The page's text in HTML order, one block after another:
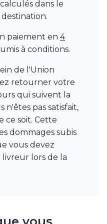
dans le
paiement en 4
à conditions.
de l'Union
retourner votre
qui suivent la
n'êtes pas satisfait,
ce soit. Cette
dommages subis
vous devez
lors de la